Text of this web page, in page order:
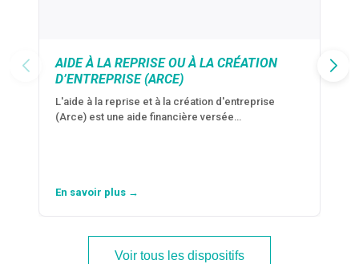
AIDE À LA REPRISE OU À LA CRÉATION
D’ENTREPRISE (ARCE)
L'aide à la reprise et à la création d'entreprise
(Arce) est une aide financière versée…
En savoir plus →
Voir tous les dispositifs